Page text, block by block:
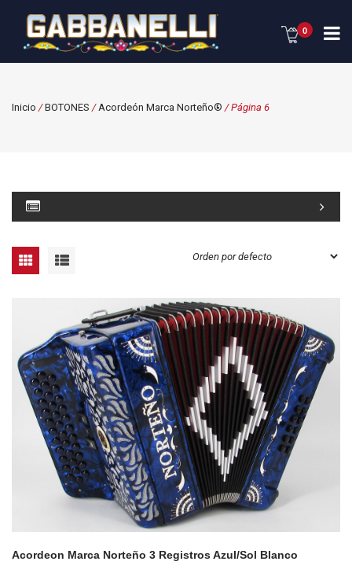
0
Inicio /BOTONES /Acordeón Marca Norteño® / Página 6
Acordeon Marca Norteño 3 Registros Azul/Sol Blanco